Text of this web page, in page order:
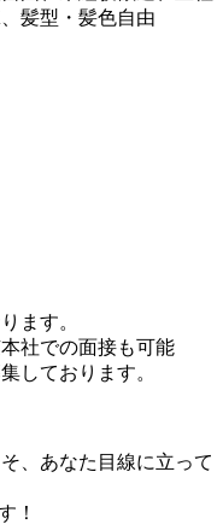
髪型・髪色自由
ます。
社での面接も可能
しております。
、あなた目線に立って
！